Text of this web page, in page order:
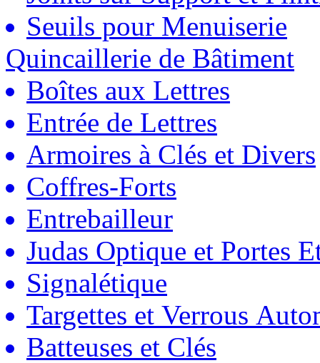
Seuils pour Menuiserie
Quincaillerie de Bâtiment
Boîtes aux Lettres
Entrée de Lettres
Armoires à Clés et Divers
Coffres-Forts
Entrebailleur
Judas Optique et Portes
Signalétique
Targettes et Verrous
Batteuses et Clés